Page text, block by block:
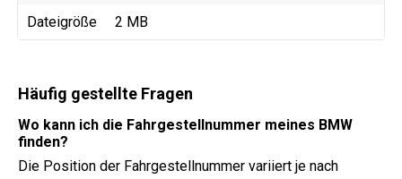
Dateigröße 2 MB
Häufig gestellte Fragen
Wo kann ich die Fahrgestellnummer meines BMW
finden?
Die Position der Fahrgestellnummer variiert je nach